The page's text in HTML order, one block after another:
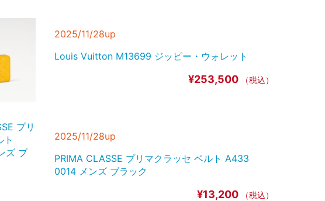
2025/11/28up
Louis Vuitton M13699 ジッピー・ウォレット
¥253,500 （税込）
2025/11/28up
PRIMA CLASSE プリマクラッセ ベルト A433
0014 メンズ ブラック
¥13,200 （税込）